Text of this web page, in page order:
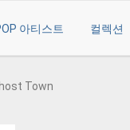
아티스트 컬렉션
Town